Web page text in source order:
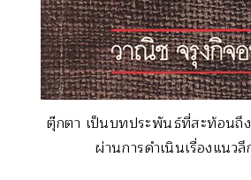
ตุ๊กตา เป็นบทประพันธ์ที่สะท้อนถึง
ผ่านการดำเนินเรื่องแนว